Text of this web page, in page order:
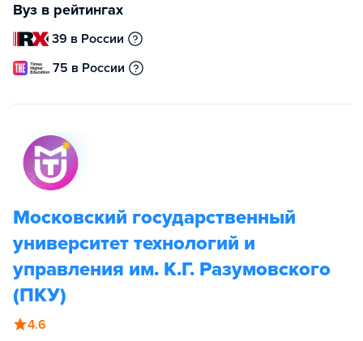
Вуз в рейтингах
39 в России
75 в России
Московский государственный
университет технологий и
управления им. К.Г. Разумовского
(ПКУ)
4.6